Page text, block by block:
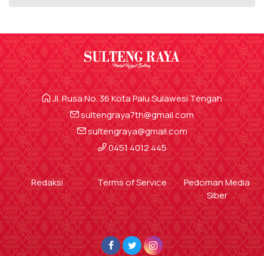
Jl. Rusa No. 36 Kota Palu Sulawesi Tengah
sultengraya7th@gmail.com
sultengraya@gmail.com
0451 4012 445
Redaksi Terms of Service
Pedoman Media
Siber